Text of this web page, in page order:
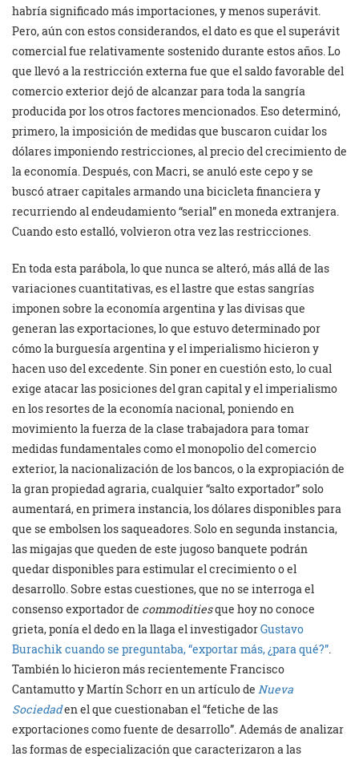
habría significado más importaciones, y menos superávit.
Pero, aún con estos considerandos, el dato es que el superávit
comercial fue relativamente sostenido durante estos años. Lo
que llevó a la restricción externa fue que el saldo favorable del
comercio exterior dejó de alcanzar para toda la sangría
producida por los otros factores mencionados. Eso determinó,
primero, la imposición de medidas que buscaron cuidar los
dólares imponiendo restricciones, al precio del crecimiento de
la economía. Después, con Macri, se anuló este cepo y se
buscó atraer capitales armando una bicicleta financiera y
recurriendo al endeudamiento “serial” en moneda extranjera.
Cuando esto estalló, volvieron otra vez las restricciones.
En toda esta parábola, lo que nunca se alteró, más allá de las
variaciones cuantitativas, es el lastre que estas sangrías
imponen sobre la economía argentina y las divisas que
generan las exportaciones, lo que estuvo determinado por
cómo la burguesía argentina y el imperialismo hicieron y
hacen uso del excedente. Sin poner en cuestión esto, lo cual
exige atacar las posiciones del gran capital y el imperialismo
en los resortes de la economía nacional, poniendo en
movimiento la fuerza de la clase trabajadora para tomar
medidas fundamentales como el monopolio del comercio
exterior, la nacionalización de los bancos, o la expropiación de
la gran propiedad agraria, cualquier “salto exportador” solo
aumentará, en primera instancia, los dólares disponibles para
que se embolsen los saqueadores. Solo en segunda instancia,
las migajas que queden de este jugoso banquete podrán
quedar disponibles para estimular el crecimiento o el
desarrollo. Sobre estas cuestiones, que no se interroga el
consenso exportador de commoditiesque hoy no conoce
grieta, ponía el dedo en la llaga el investigadorGustavo
Burachik cuando se preguntaba, “exportar más, ¿para qué?”
También lo hicieron más recientemente Francisco
Cantamutto y Martín Schorr en un artículo de Nueva
Sociedaden el que cuestionaban el “fetiche de las
exportaciones como fuente de desarrollo”. Además de analizar
las formas de especialización que caracterizaron a las